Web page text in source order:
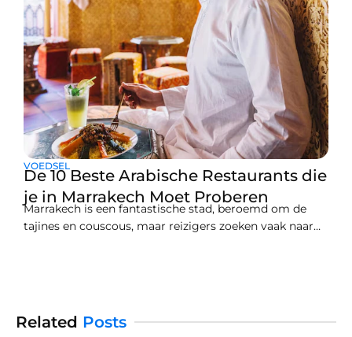
VOEDSEL
De 10 Beste Arabische Restaurants die
je in Marrakech Moet Proberen
Marrakech is een fantastische stad, beroemd om de
tajines en couscous, maar reizigers zoeken vaak naar
Related Posts